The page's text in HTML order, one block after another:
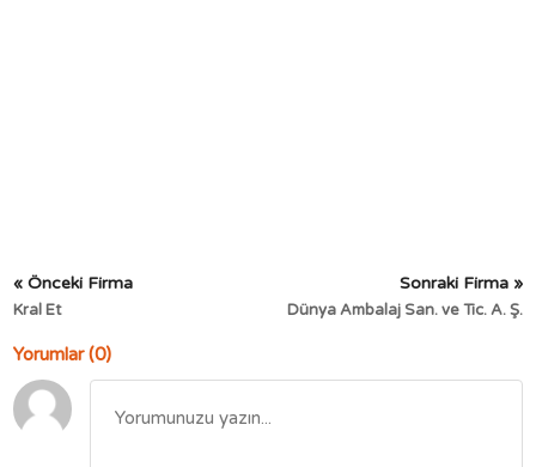
« Önceki Firma
Kral Et
Sonraki Firma »
Dünya Ambalaj San. ve Tic. A. Ş.
Yorumlar (0)